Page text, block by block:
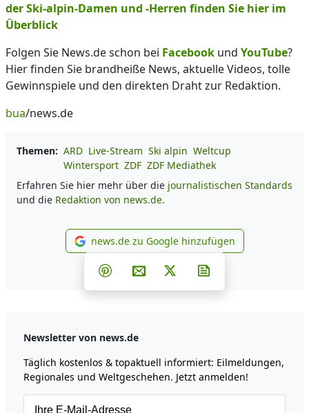
der Ski-alpin-Damen und -Herren finden Sie hier im
Überblick
Folgen Sie News.de schon bei Facebook und YouTube?
Hier finden Sie brandheiße News, aktuelle Videos, tolle
Gewinnspiele und den direkten Draht zur Redaktion.
bua/news.de
Themen: ARD Live-Stream Ski alpin Weltcup
Wintersport ZDF ZDF Mediathek
Erfahren Sie hier mehr über die journalistischen Standards
und die Redaktion von news.de.
news.de zu Google
news.de zu Google hinzufügen
Teilen auf Facebook
Teilen auf Whatsapp
Teilen auf Telegram
Teilen auf Pinterest
Per E-Mail teilen
Post auf X
Newsletter von news.de
Täglich kostenlos & topaktuell informiert: Eilmeldungen,
Regionales und Weltgeschehen. Jetzt anmelden!